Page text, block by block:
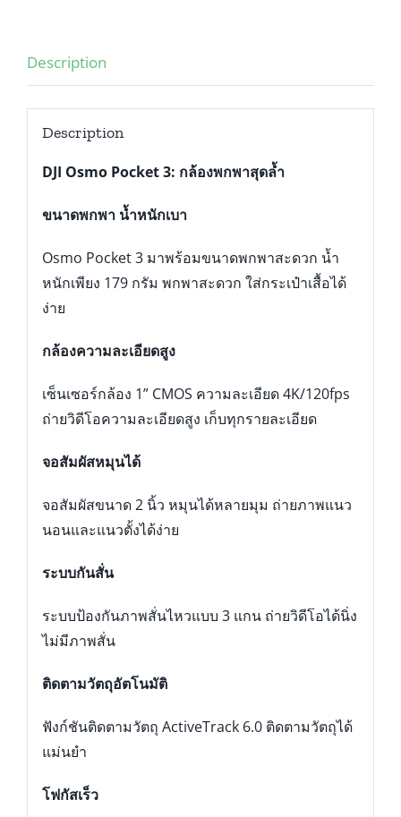
Description
Description
DJI Osmo Pocket 3: กล้องพกพาสุดล้ำ
ขนาดพกพา น้ำหนักเบา
Osmo Pocket 3 มาพร้อมขนาดพกพาสะดวก น้ำ
หนักเพียง 179 กรัม พกพาสะดวก ใส่กระเป๋าเสื้อได้
ง่าย
กล้องความละเอียดสูง
เซ็นเซอร์กล้อง 1” CMOS ความละเอียด 4K/120fps
ถ่ายวิดีโอความละเอียดสูง เก็บทุกรายละเอียด
จอสัมผัสหมุนได้
จอสัมผัสขนาด 2 นิ้ว หมุนได้หลายมุม ถ่ายภาพแนว
นอนและแนวตั้งได้ง่าย
ระบบกันสั่น
ระบบป้องกันภาพสั่นไหวแบบ 3 แกน ถ่ายวิดีโอได้นิ่ง
ไม่มีภาพสั่น
ติดตามวัตถุอัตโนมัติ
ฟังก์ชันติดตามวัตถุ ActiveTrack 6.0 ติดตามวัตถุได้
แม่นยำ
โฟกัสเร็ว